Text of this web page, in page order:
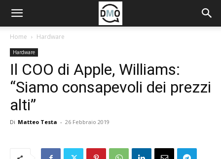
Home Hardware
Hardware
Il COO di Apple, Williams:
“Siamo consapevoli dei prezzi
alti”
Di Matteo Testa - 26 Febbraio 2019